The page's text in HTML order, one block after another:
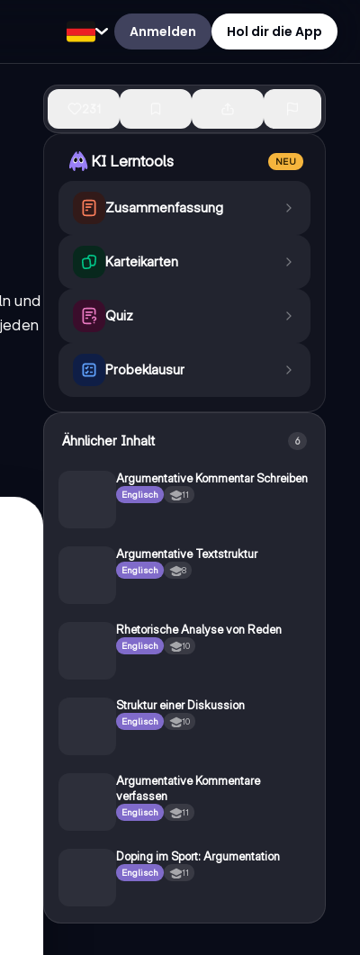
Anmelden Hol dir die App
und
KI Lerntools NEU
Zusammenfassung
Karteikarten
Quiz
Probeklausur
Ähnlicher Inhalt 6
Argumentative Kommentar Schreiben
Englisch 11
Argumentative Textstruktur
Englisch 8
Rhetorische Analyse von Reden
Englisch 10
Struktur einer Diskussion
Englisch 10
Argumentative Kommentare
verfassen
Englisch 11
Doping im Sport: Argumentation
Englisch 11